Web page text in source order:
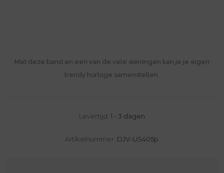
Met deze band en een van de vele sierringen kan je je eigen
trendy horloge samenstellen.
Levertijd: 1 - 3 dagen
Artikelnummer: DJV-US405p